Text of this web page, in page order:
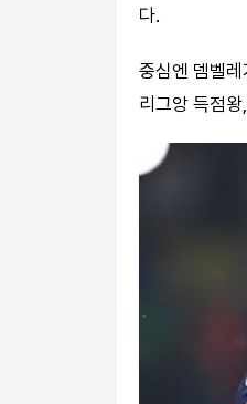
다.
중심엔 뎀벨
리그앙 득점